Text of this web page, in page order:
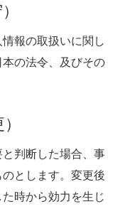
報の取扱いに関し
の法令、及びその
判断した場合、事
とします。変更後
時から効力を生じ